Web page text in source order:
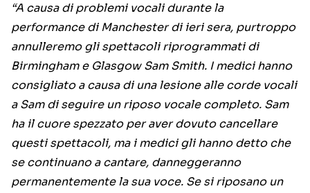
“A causa di problemi vocali durante la
performance di Manchester di ieri sera, purtroppo
annulleremo gli spettacoli riprogrammati di
Birmingham e Glasgow Sam Smith. I medici hanno
consigliato a causa di una lesione alle corde vocali
a Sam di seguire un riposo vocale completo. Sam
ha il cuore spezzato per aver dovuto cancellare
questi spettacoli, ma i medici gli hanno detto che
se continuano a cantare, danneggeranno
permanentemente la sua voce. Se si riposano un